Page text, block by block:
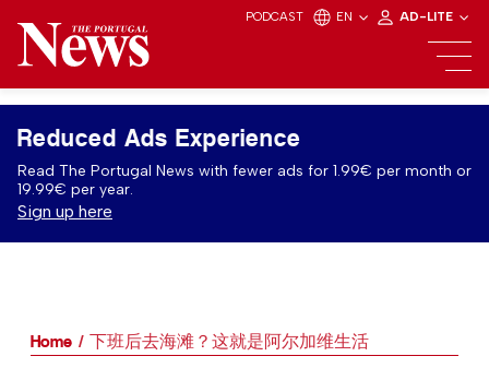
PODCAST EN AD-LITE
Reduced Ads Experience
Read The Portugal News with fewer ads for 1.99€ per month or
19.99€ per year.
Sign up here
Home 下班后去海滩？这就是阿尔加维生活